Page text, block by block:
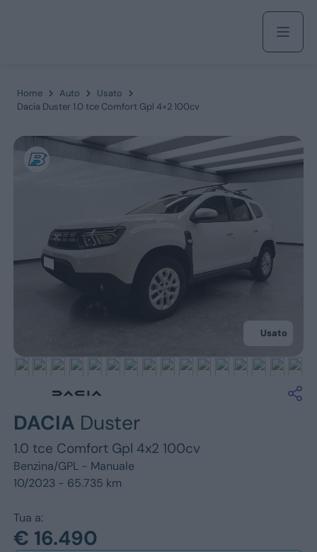
Azienda
Servizi
Marchi
Fiat
Jeep
Ford
Home Auto
Usato
Dacia Duster 1.0 tce Comfort Gpl 4×2 100cv
Usato
DACIA Duster
1.0 tce Comfort Gpl 4x2 100cv
Benzina/GPL - Manuale
10/2023 - 65.735 km
Tua a:
€ 16.490